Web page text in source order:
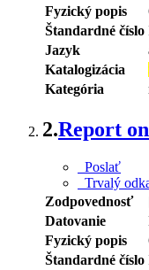
Fyzický popis
Štandardné číslo
Jazyk
Katalogizácia
Kategória
2.Report
Poslať
Trvalý
Zodpovednosť
Datovanie
Fyzický popis
Štandardné číslo